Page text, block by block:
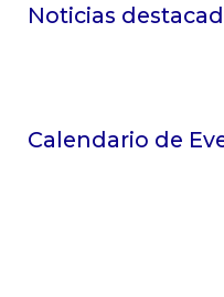
Noticias
Calendario de